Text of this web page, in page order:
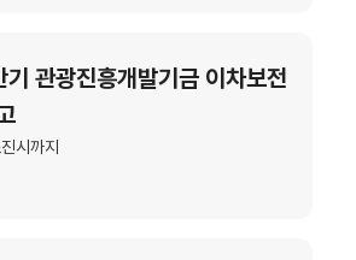
관광진흥개발기금 이차보전
시까지